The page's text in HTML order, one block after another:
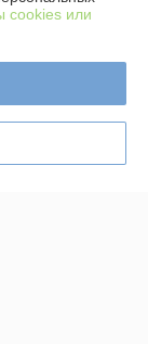
cookies или